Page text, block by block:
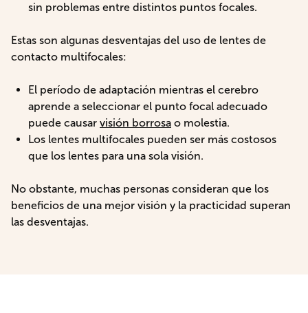
sin problemas entre distintos puntos focales.
Estas son algunas desventajas del uso de lentes de
contacto multifocales:
El período de adaptación mientras el cerebro
aprende a seleccionar el punto focal adecuado
puede causar visión borrosa o molestia.
Los lentes multifocales pueden ser más costosos
que los lentes para una sola visión.
No obstante, muchas personas consideran que los
beneficios de una mejor visión y la practicidad superan
las desventajas.